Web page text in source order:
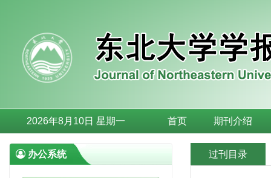
2026年8月10日 星期一 首页 期刊介绍
过刊目录
办公系统